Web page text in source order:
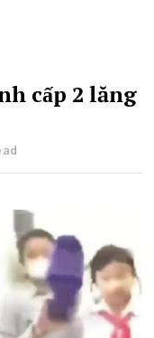
cấp 2 lăng